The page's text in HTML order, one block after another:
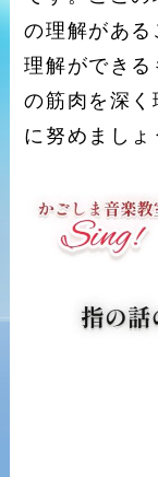
の理解がある
理解ができ
の筋肉を深
に努めましょ